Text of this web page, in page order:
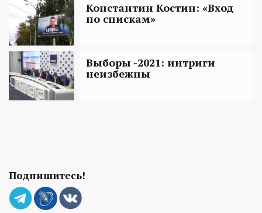
Константин Костин: «Вход
по спискам»
Выборы -2021: интриги
неизбежны
Подпишитесь!